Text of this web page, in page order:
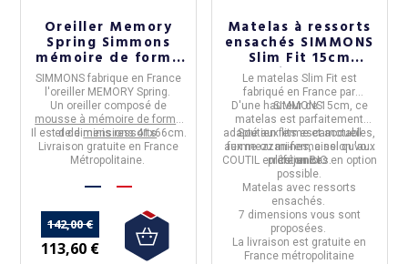
Oreiller Memory
Spring Simmons
mémoire de forme
41x66cm
SIMMONS fabrique en France
l'oreiller MEMORY Spring.
Un oreiller composé de
mousse à mémoire de forme
et deminis ressorts.
Il est de dimensions41x66cm.
Livraison gratuite en France
Métropolitaine.
142,00 €
113,60 €
Matelas à ressorts
ensachés SIMMONS
Slim Fit 15cm
soutien ferme
accueil ferme - 7
tailles
Le matelas Slim Fit est
fabriqué en France par
SIMMONS.
D'une hauteur de15cm, ce
matelas est parfaitement
adapté auxlits escamotables,
auxmezzanines, ainsi qu'aux
lits junior.
Soutien fermeetaccueil
fermeoumi-fermeselon vos
préférences.
COUTIL en coton BIO en option
possible.
Matelas avec ressorts
ensachés.
7 dimensions vous sont
proposées.
La livraison est gratuite en
France métropolitaine